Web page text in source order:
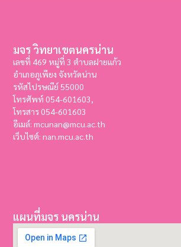
มจร วิทยาเขตนครน่าน
เลขที่ 469 หมู่ที่ 3 ตำบลฝายแก้ว
อำเภอภูเพียง จังหวัดน่าน
รหัสไปรษณีย์ 55000
โทรศัพท์ 054-601603,
โทรสาร054-601603
อีเมล์: mcunan@mcu.ac.th
เว็บไซต์: nan.mcu.ac.th
แผนที่มจร นครน่าน